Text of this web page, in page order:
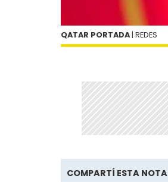
QATAR PORTADA | REDES
COMPARTÍ ESTA NOTA